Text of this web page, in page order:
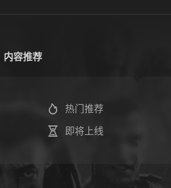
内容推荐
热门推荐
即将上线